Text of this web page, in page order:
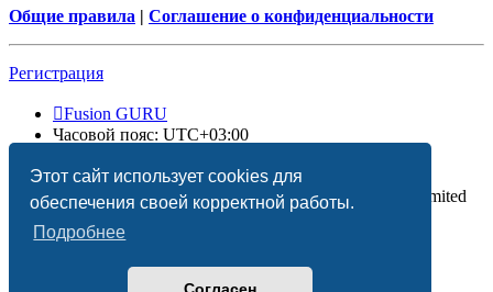
Этот сайт использует cookies для
обеспечения своей корректной работы.
Подробнее
Общие правила | Соглашение о конфиденциальности
Регистрация
Fusion GURU
Часовой пояс: UTC+03:00
Создано на основеphpBB® Forum Software © phpBB Limited